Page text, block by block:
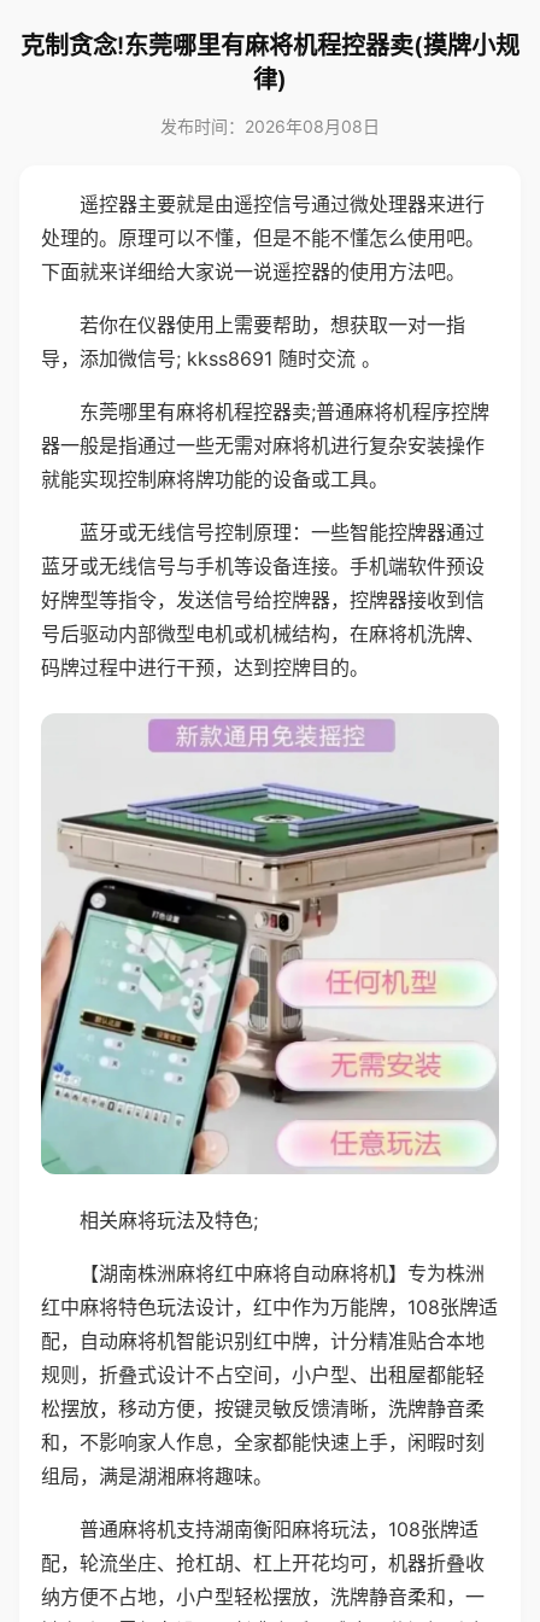
克制贪念!东莞哪里有麻将机程控器卖(摸牌小规
律)
发布时间：2026年08月08日
遥控器主要就是由遥控信号通过微处理器来进行
处理的。原理可以不懂，但是不能不懂怎么使用吧。
下面就来详细给大家说一说遥控器的使用方法吧。
若你在仪器使用上需要帮助，想获取一对一指
导，添加微信号; kkss8691 随时交流 。
东莞哪里有麻将机程控器卖;普通麻将机程序控牌
器一般是指通过一些无需对麻将机进行复杂安装操作
就能实现控制麻将牌功能的设备或工具。
蓝牙或无线信号控制原理：一些智能控牌器通过
蓝牙或无线信号与手机等设备连接。手机端软件预设
好牌型等指令，发送信号给控牌器，控牌器接收到信
号后驱动内部微型电机或机械结构，在麻将机洗牌、
码牌过程中进行干预，达到控牌目的。
相关麻将玩法及特色;
【湖南株洲麻将红中麻将自动麻将机】专为株洲
红中麻将特色玩法设计，红中作为万能牌，108张牌适
配，自动麻将机智能识别红中牌，计分精准贴合本地
规则，折叠式设计不占空间，小户型、出租屋都能轻
松摆放，移动方便，按键灵敏反馈清晰，洗牌静音柔
和，不影响家人作息，全家都能快速上手，闲暇时刻
组局，满是湖湘麻将趣味。
普通麻将机支持湖南衡阳麻将玩法，108张牌适
配，轮流坐庄、抢杠胡、杠上开花均可，机器折叠收
纳方便不占地，小户型轻松摆放，洗牌静音柔和，一